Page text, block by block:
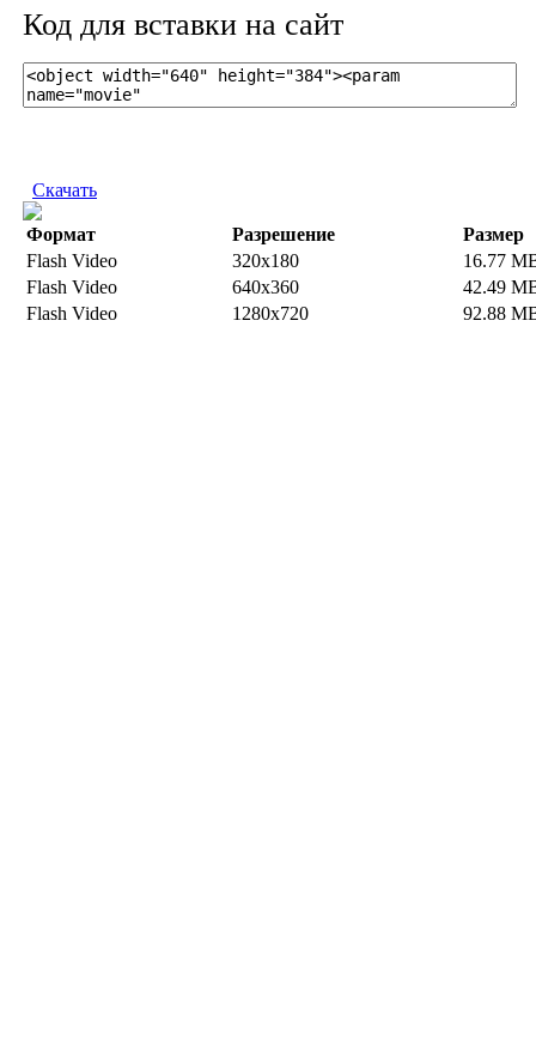
Код для вставки на сайт
Скачать
Формат Разрешение
Размер
Flash Video
320x180
16.77
Flash Video
640x360
42.49
Flash Video
1280x720 92.88